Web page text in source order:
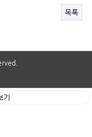
목록